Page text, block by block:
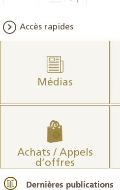
Accès rapides
Médias
Achats / Appels
d’offres
Dernières publications